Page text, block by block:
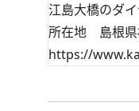
江島大橋のダ
所在地 島根県
https://